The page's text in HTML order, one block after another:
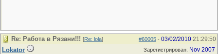
#60005 - 03/02/2010 21:29:50
Re: Работа в Рязани!!! [Re: lola]
Зарегистрирован: Nov 2007
Lokator